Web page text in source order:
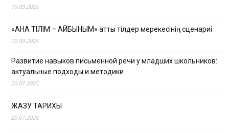
10.09.2025
«АНА ТІЛІМ – АЙБЫНЫМ» атты тілдер мерекесінің сценариі
10.09.2025
Развитие навыков письменной речи у младших школьников:
актуальные подходы и методики
20.07.2025
ЖАЗУ ТАРИХЫ
20.07.2025